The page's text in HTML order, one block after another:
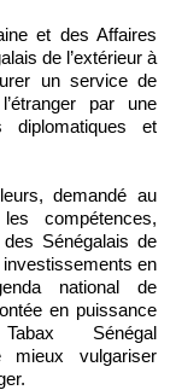
et des Affaires
de l’extérieur à
un service de
par une
diplomatiques et
demandé au
compétences,
Sénégalais de
investissements en
national de
en puissance
Sénégal
mieux vulgariser